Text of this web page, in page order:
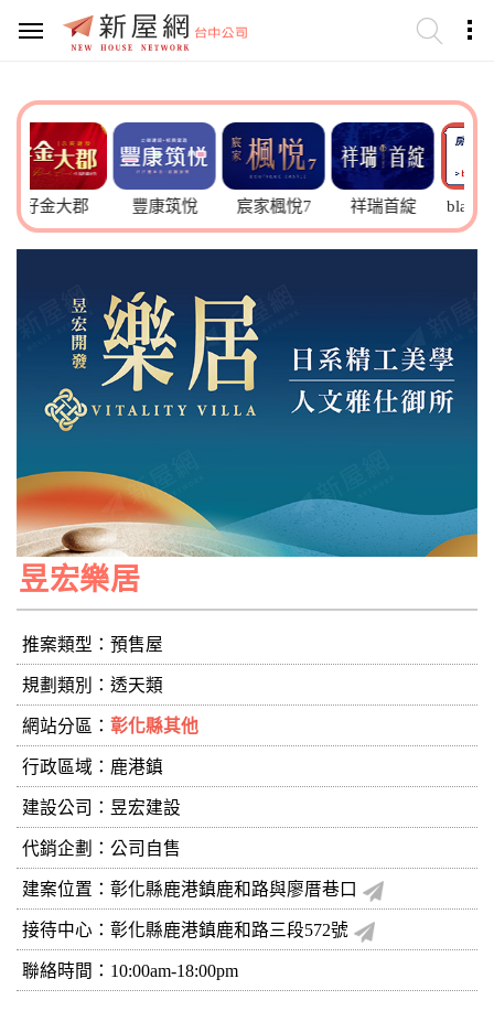
郡 豐康筑悅 宸家楓悅7 祥瑞首綻 blabla進屋聊
昱宏樂居
推案類型：預售屋
規劃類別：透天類
網站分區： 彰化縣其他
行政區域：鹿港鎮
建設公司： 昱宏建設
代銷企劃：公司自售
建案位置：彰化縣鹿港鎮鹿和路與廖厝巷口
接待中心：彰化縣鹿港鎮鹿和路三段572號
聯絡時間：10:00am-18:00pm